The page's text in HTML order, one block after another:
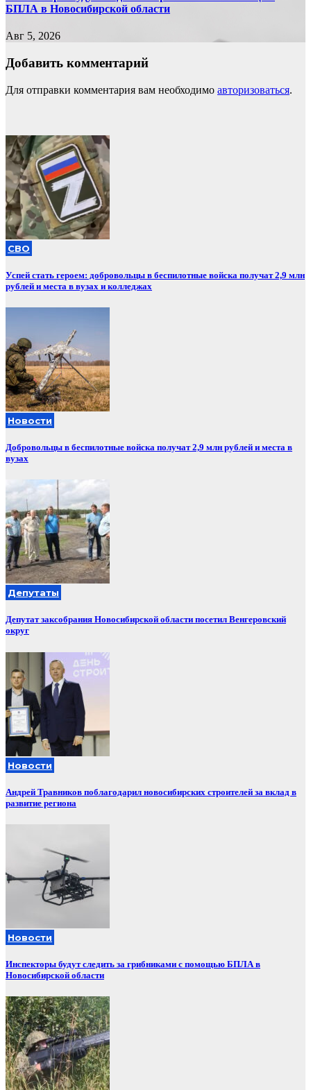
БПЛА в Новосибирской области
Авг 5, 2026
Добавить комментарий
Для отправки комментария вам необходимо авторизоваться.
СВО
Успей стать героем: добровольцы в беспилотные войска получат 2,9 млн
рублей и места в вузах и колледжах
Новости
Добровольцы в беспилотные войска получат 2,9 млн рублей и места в
вузах
Депутаты
Депутат заксобрания Новосибирской области посетил Венгеровский
округ
Новости
Андрей Травников поблагодарил новосибирских строителей за вклад в
развитие региона
Новости
Инспекторы будут следить за грибниками с помощью БПЛА в
Новосибирской области